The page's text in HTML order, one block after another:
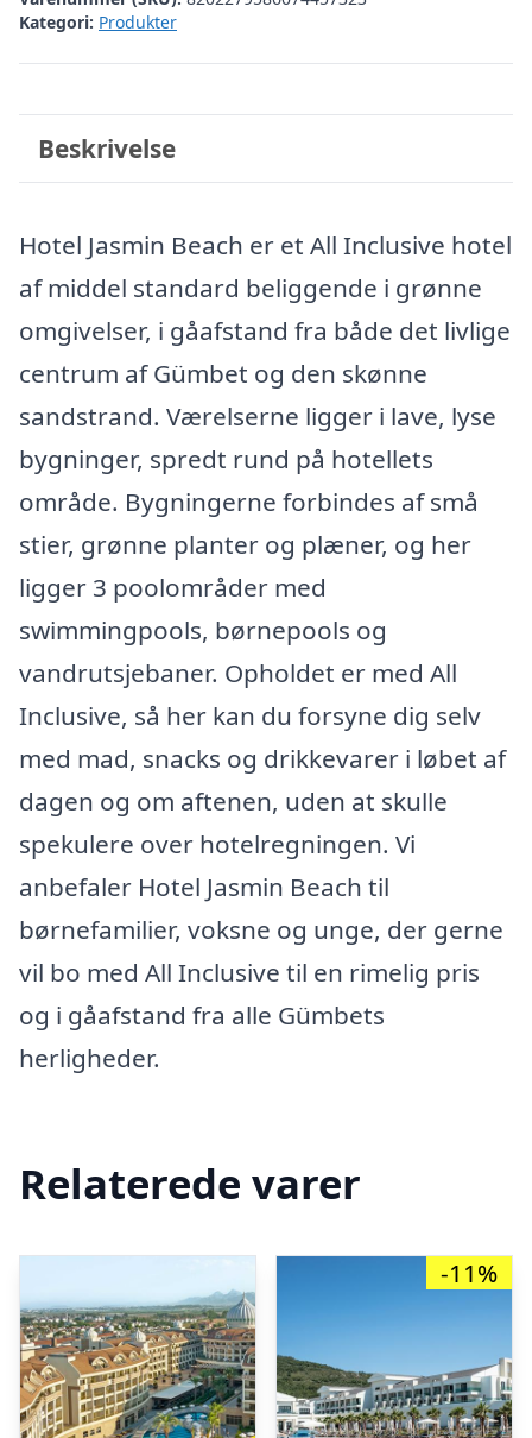
Kategori: Produkter
Beskrivelse
Hotel Jasmin Beach er et All Inclusive hotel
af middel standard beliggende i grønne
omgivelser, i gåafstand fra både det livlige
centrum af Gümbet og den skønne
sandstrand. Værelserne ligger i lave, lyse
bygninger, spredt rund på hotellets
område. Bygningerne forbindes af små
stier, grønne planter og plæner, og her
ligger 3 poolområder med
swimmingpools, børnepools og
vandrutsjebaner. Opholdet er med All
Inclusive, så her kan du forsyne dig selv
med mad, snacks og drikkevarer i løbet af
dagen og om aftenen, uden at skulle
spekulere over hotelregningen. Vi
anbefaler Hotel Jasmin Beach til
børnefamilier, voksne og unge, der gerne
vil bo med All Inclusive til en rimelig pris
og i gåafstand fra alle Gümbets
herligheder.
Relaterede varer
-11%